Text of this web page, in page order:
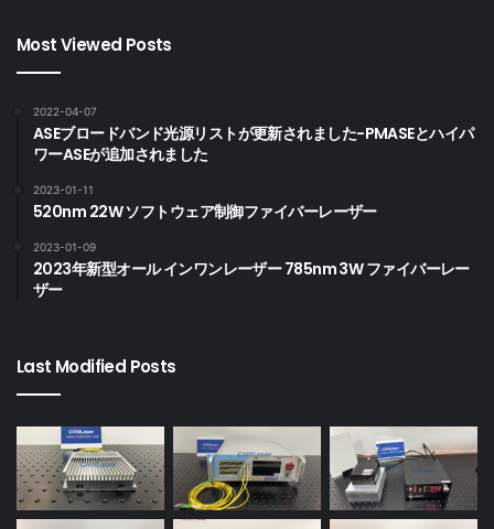
Most Viewed Posts
2022-04-07
ASEブロードバンド光源リストが更新されました-PMASEとハイパ
ワーASEが追加されました
2023-01-11
520nm 22W ソフトウェア制御ファイバーレーザー
2023-01-09
2023年新型オール インワンレーザー 785nm 3W ファイバーレー
ザー
Last Modified Posts